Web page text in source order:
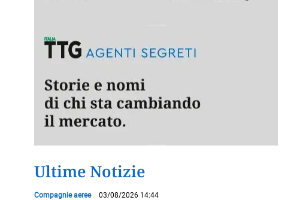
Ultime Notizie
Compagnie aeree 03/08/2026 14:44